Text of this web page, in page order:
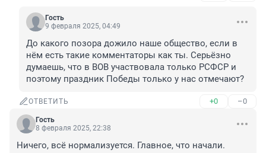
Гость
9 февраля 2025, 04:49
До какого позора дожило наше общество, если в
нём есть такие комментаторы как ты. Серьёзно
думаешь, что в ВОВ участвовала только РСФСР и
поэтому праздник Победы только у нас отмечают?
ОТВЕТИТЬ +0 –0
Гость
8 февраля 2025, 22:38
Ничего, всё нормализуется. Главное, что начали.